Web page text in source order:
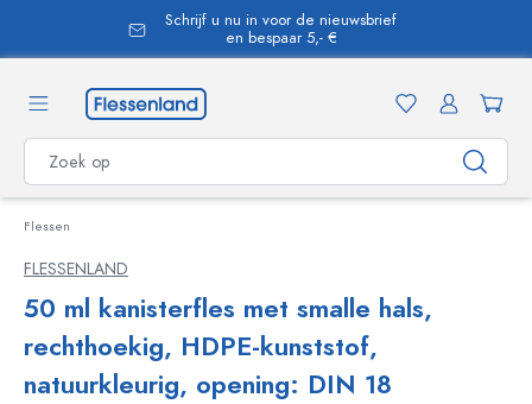
Schrijf u nu in voor de nieuwsbrief
en bespaar 5,- €
Flessen
FLESSENLAND
50 ml kanisterfles met smalle hals,
rechthoekig, HDPE-kunststof,
natuurkleurig, opening: DIN 18